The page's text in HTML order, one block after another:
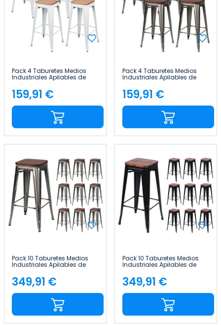
Pack 4 Taburetes Medios
Industriales Apilables de
Acero y Madera
43x43x76cm Thinia Home
Precio
159,91 €
Pack 4 Taburetes Medios
Industriales Apilables de
Acero y Madera
43x43x76cm Thinia Home
Precio
159,91 €
Pack 10 Taburetes Medios
Industriales Apilables de
Acero y Madera
43x43x76cm Thinia Home
Precio
349,91 €
Pack 10 Taburetes Medios
Industriales Apilables de
Acero y Madera
43x43x76cm Thinia Home
Precio
349,91 €